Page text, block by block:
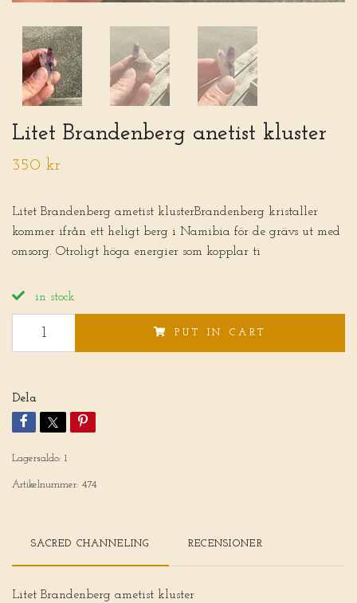
Litet Brandenberg anetist kluster
350 kr
Litet Brandenberg ametist klusterBrandenberg kristaller
kommer ifrån ett heligt berg i Namibia för de grävs ut med
omsorg. Otroligt höga energier som kopplar ti
in stock
PUT IN CART
Dela
Lagersaldo: 1
Artikelnummer: 474
SACRED CHANNELING RECENSIONER
Litet Brandenberg ametist kluster